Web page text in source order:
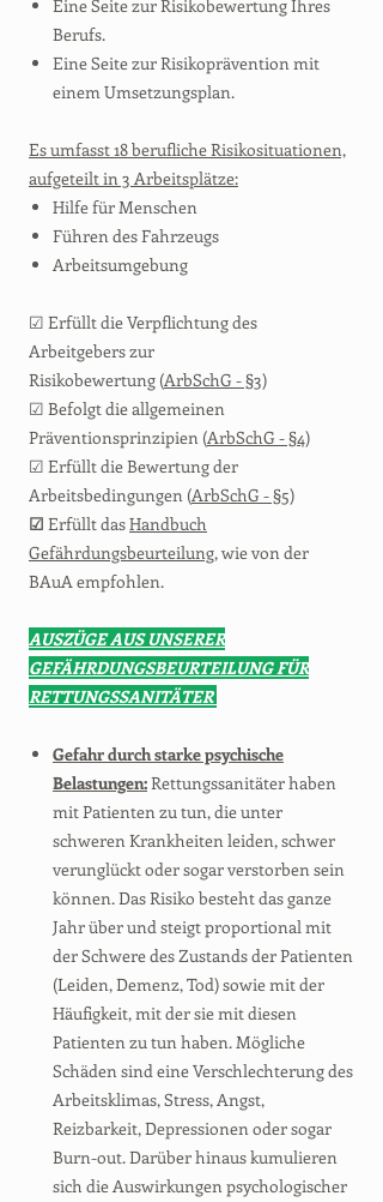
Eine Seite zur Risikobewertung Ihres
Berufs.
Eine Seite zur Risikoprävention mit
einem Umsetzungsplan.
Es umfasst 18 berufliche Risikosituationen,
aufgeteilt in 3 Arbeitsplätze:
Hilfe für Menschen
Führen des Fahrzeugs
Arbeitsumgebung
☑ Erfüllt die Verpflichtung des
Arbeitgebers zur
Risikobewertung (ArbSchG - §3)
☑ Befolgt die allgemeinen
Präventionsprinzipien (ArbSchG - §4)
☑ Erfüllt die Bewertung der
Arbeitsbedingungen (ArbSchG - §5)
☑ Erfüllt dasHandbuch
Gefährdungsbeurteilung, wie von der
BAuA empfohlen.
AUSZÜGE AUS UNSERER
GEFÄHRDUNGSBEURTEILUNG FÜR
RETTUNGSSANITÄTER
Gefahr durch starke psychische
Belastungen:Rettungssanitäter haben
mit Patienten zu tun, die unter
schweren Krankheiten leiden, schwer
verunglückt oder sogar verstorben sein
können. Das Risiko besteht das ganze
Jahr über und steigt proportional mit
der Schwere des Zustands der Patienten
(Leiden, Demenz, Tod) sowie mit der
Häufigkeit, mit der sie mit diesen
Patienten zu tun haben. Mögliche
Schäden sind eine Verschlechterung des
Arbeitsklimas, Stress, Angst,
Reizbarkeit, Depressionen oder sogar
Burn-out. Darüber hinaus kumulieren
sich die Auswirkungen psychologischer